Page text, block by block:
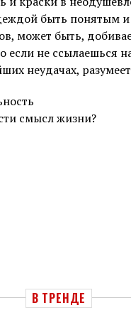
быть понятым
может быть,
если не ссылаешься
неудачах,
смысл жизни?
В ТРЕНДЕ